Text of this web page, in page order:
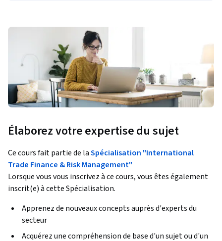
Élaborez votre expertise du sujet
Ce cours fait partie de laSpécialisation "International
Trade Finance & Risk Management"
Lorsque vous vous inscrivez à ce cours, vous êtes également
inscrit(e) à cette Spécialisation.
Apprenez de nouveaux concepts auprès d'experts du
secteur
Acquérez une compréhension de base d'un sujet ou d'un